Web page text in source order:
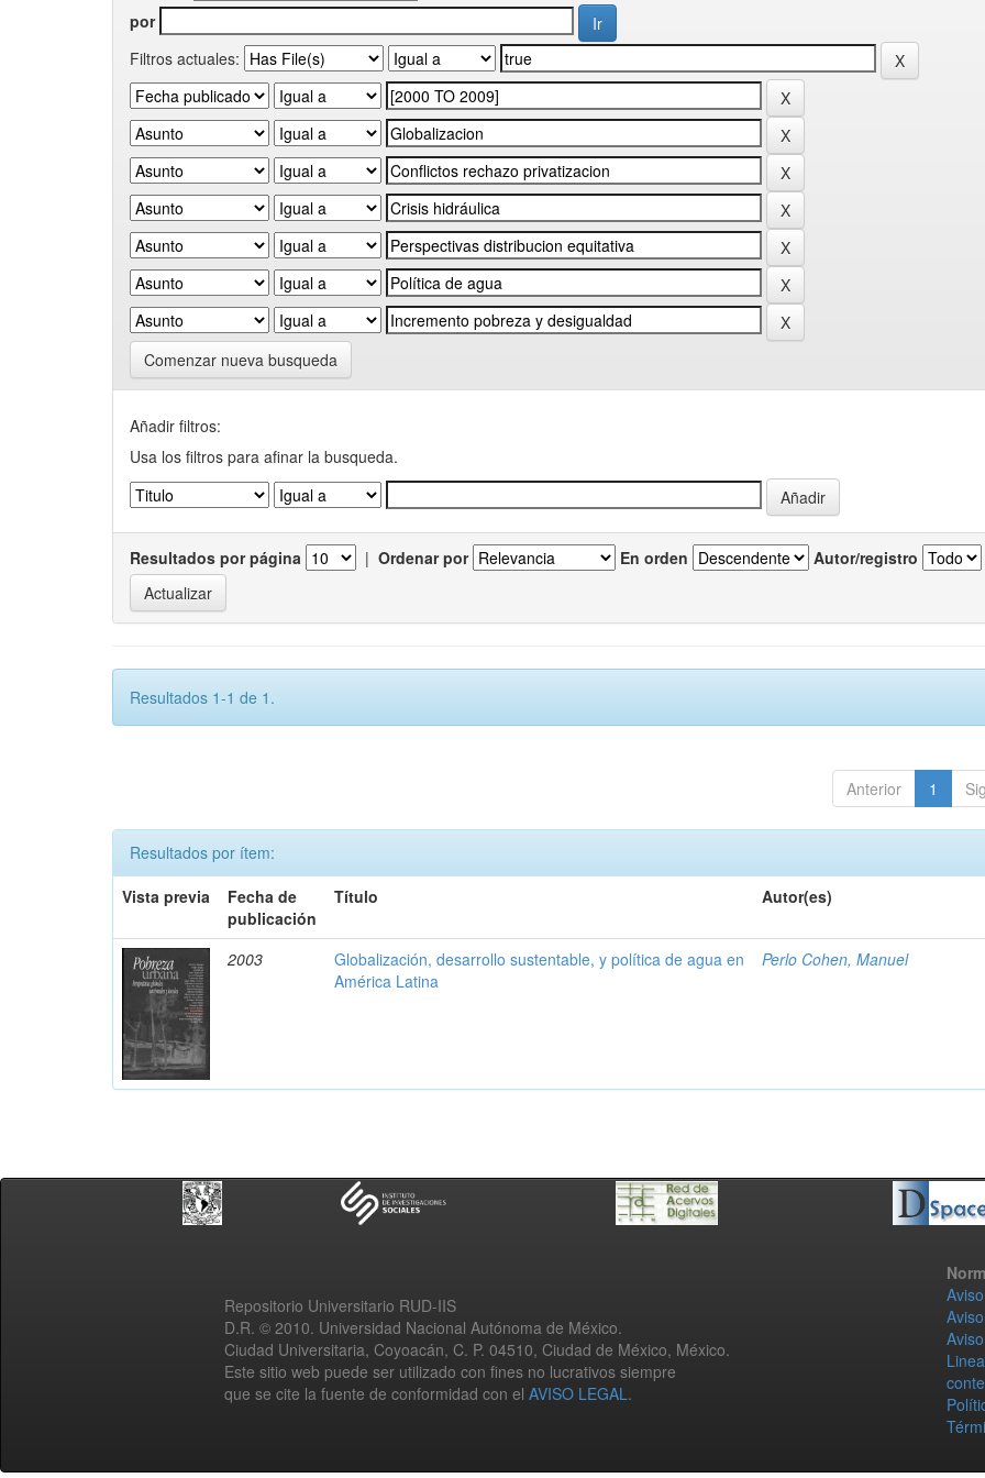
por
Filtros actuales:
Comenzar nueva busqueda
Añadir filtros:
Usa los filtros para afinar la busqueda.
Resultados por página | Ordenar por En orden Autor/registro
Resultados 1-1 de 1.
Anterior 1
Resultados por ítem:
Vista previa
Fecha de
publicación
Título Autor(es)
2003
Globalización, desarrollo sustentable, y política de agua en
América Latina
Perlo Cohen, Manuel
Repositorio Universitario RUD-IIS
D.R. © 2010. Universidad Nacional Autónoma de México.
Ciudad Universitaria, Coyoacán, C. P. 04510, Ciudad de México, México.
Este sitio web puede ser utilizado con fines no lucrativos siempre
que se cite la fuente de conformidad con el AVISO LEGAL.